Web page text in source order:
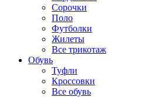
Сорочки
Поло
Футболки
Жилеты
Все трикотаж
Обувь
Туфли
Кроссовки
Все обувь